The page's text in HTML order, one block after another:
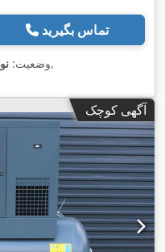
تماس بگیرید
وضعیت: نو ,
آگهی کوچک